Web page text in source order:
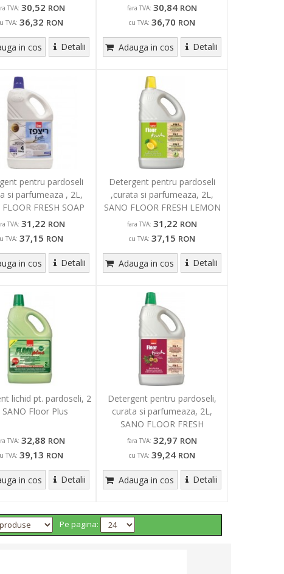
TVA: 30,52 RON
TVA: 36,32 RON
in cos Detalii
fara TVA: 30,84 RON
cu TVA: 36,70 RON
Adauga in cos Detalii
pentru pardoseli
si parfumeaza , 2L,
FRESH SOAP
TVA: 31,22 RON
TVA: 37,15 RON
in cos Detalii
Detergent pentru pardoseli
,curata si parfumeaza, 2L,
SANO FLOOR FRESH LEMON
fara TVA: 31,22 RON
cu TVA: 37,15 RON
Adauga in cos Detalii
lichid pt. pardoseli, 2
SANO Floor Plus
TVA: 32,88 RON
TVA: 39,13 RON
in cos Detalii
Detergent pentru pardoseli,
curata si parfumeaza, 2L,
SANO FLOOR FRESH
PASSIFLORA
fara TVA: 32,97 RON
cu TVA: 39,24 RON
Adauga in cos Detalii
Pe pagina: